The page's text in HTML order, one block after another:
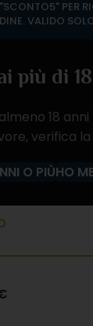
più di
18
verifica
O PIÙHO
PER
VALIDO